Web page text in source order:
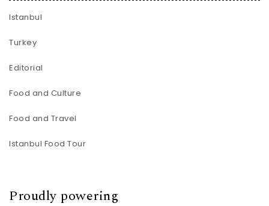
Istanbul
Turkey
Editorial
Food and Culture
Food and Travel
Istanbul Food Tour
Proudly powering